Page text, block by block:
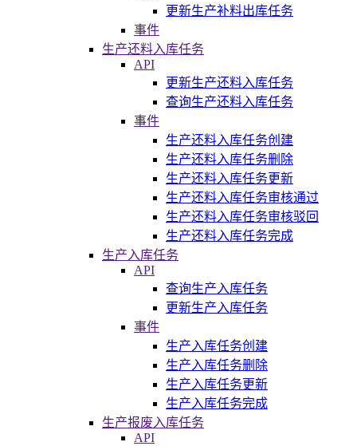
更新生产补料出库任务
事件
生产还料入库任务
API
更新生产还料入库任务
查询生产还料入库任务
事件
生产还料入库任务创建
生产还料入库任务删除
生产还料入库任务更新
生产还料入库任务审核通过
生产还料入库任务审核驳回
生产还料入库任务完成
生产入库任务
API
查询生产入库任务
更新生产入库任务
事件
生产入库任务创建
生产入库任务删除
生产入库任务更新
生产入库任务完成
生产报废入库任务
API